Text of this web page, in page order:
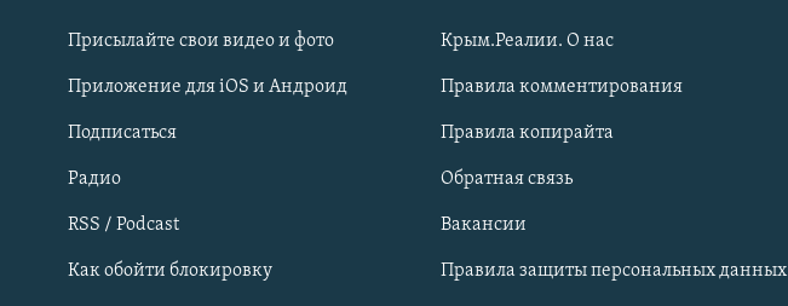
Українською
Qırımtatar
ПРИСОЕДИНЯЙТЕСЬ!
Присылайте свои видео и фото
Приложение для iOS и Андроид
Подписаться
Радио
RSS / Podcast
Как обойти блокировку
Крым.Реалии. О нас
Правила комментирования
Правила копирайта
Обратная связь
Вакансии
Правила защиты персональных данных